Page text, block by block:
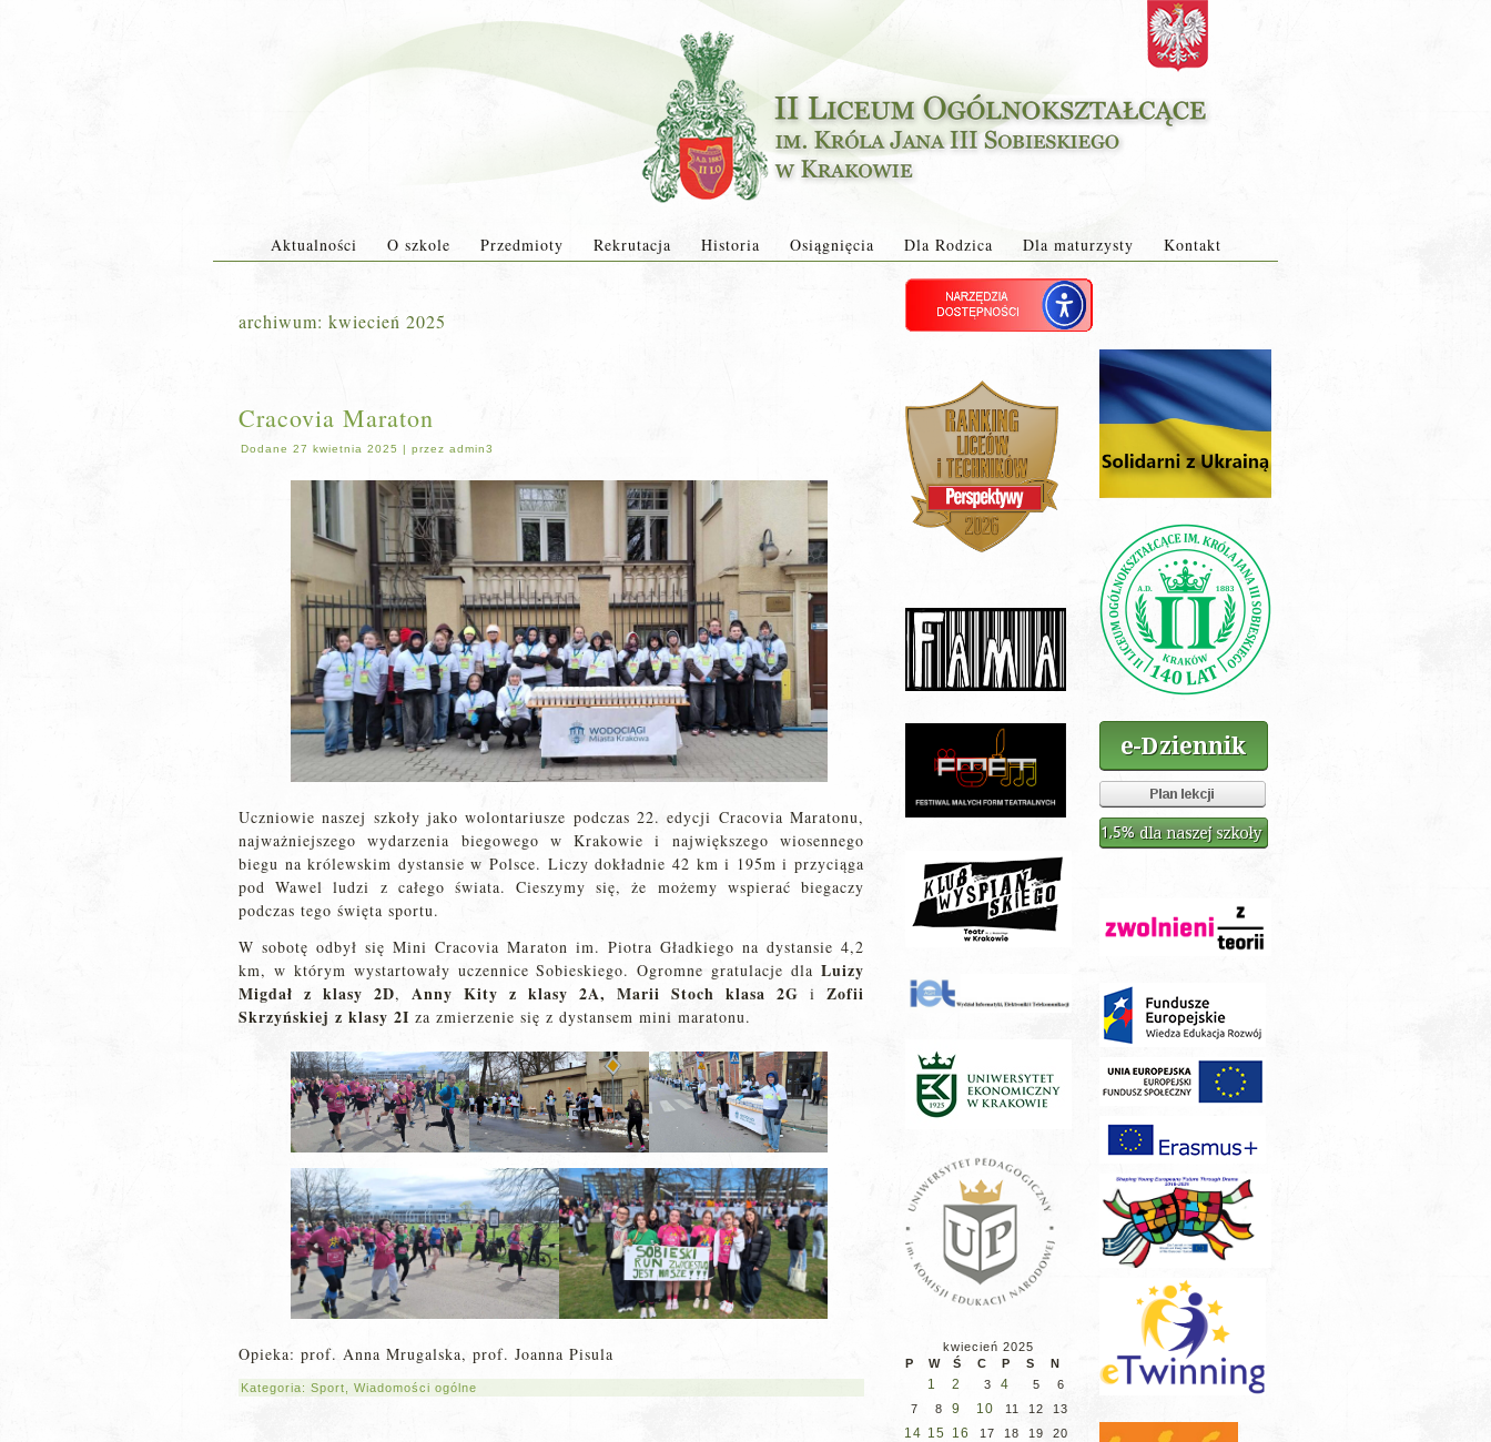
Aktualności O szkole Przedmioty Rekrutacja Historia Osiągnięcia Dla Rodzica Dla maturzysty Kontakt
archiwum: kwiecień 2025
Cracovia Maraton
Dodane 27 kwietnia 2025 | przez admin3
Uczniowie naszej szkoły jako wolontariusze podczas 22. edycji Cracovia Maratonu,
najważniejszego wydarzenia biegowego w Krakowie i największego wiosennego
biegu na królewskim dystansie w Polsce. Liczy dokładnie 42 km i 195m i przyciąga
pod Wawel ludzi z całego świata. Cieszymy się, że możemy wspierać biegaczy
podczas tego święta sportu.
W sobotę odbył się Mini Cracovia Maraton im. Piotra Gładkiego na dystansie 4,2
km, w którym wystartowały uczennice Sobieskiego. Ogromne gratulacje dla Luizy
Migdał z klasy 2D, Anny Kity z klasy 2A, Marii Stoch klasa 2G i Zofii
Skrzyńskiej z klasy 2I za zmierzenie się z dystansem mini maratonu.
Opieka: prof. Anna Mrugalska, prof. Joanna Pisula
Kategoria: Sport Wiadomości ogólne
kwiecień 2025
P
W Ś C P S N
1 2 3 4 5
6
7
8 9 10 11 12 13
14 15 16 17 18 19
20